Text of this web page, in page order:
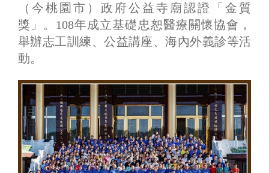
（今桃園市）政府公益寺廟認證「金質
獎」。108年成立基礎忠恕醫療關懷協會，
舉辦志工訓練、公益講座、海內外義診等活
動。